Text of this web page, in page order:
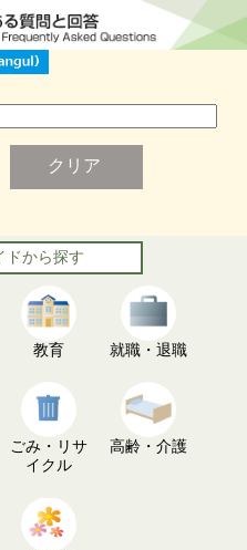
ドから探す
教育 就職・退職
ごみ・リサ
イクル
高齢・介護